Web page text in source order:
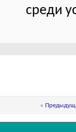
среди
«